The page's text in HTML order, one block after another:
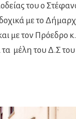
του ο
με το
με τον Πρόεδρο
μέλη του Δ.Σ